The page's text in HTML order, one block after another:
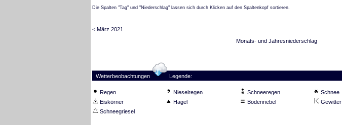
Die Spalten "Tag" und "Niederschlag" lassen sich durch Klicken auf den Spaltenkopf sortieren.
< März 2021
Monats- und Jahresniederschlag
Wetterbeobachtungen Legende:
Regen Nieselregen Schneeregen Schnee
Eiskörner
Hagel Bodennebel Gewitter
Schneegriesel